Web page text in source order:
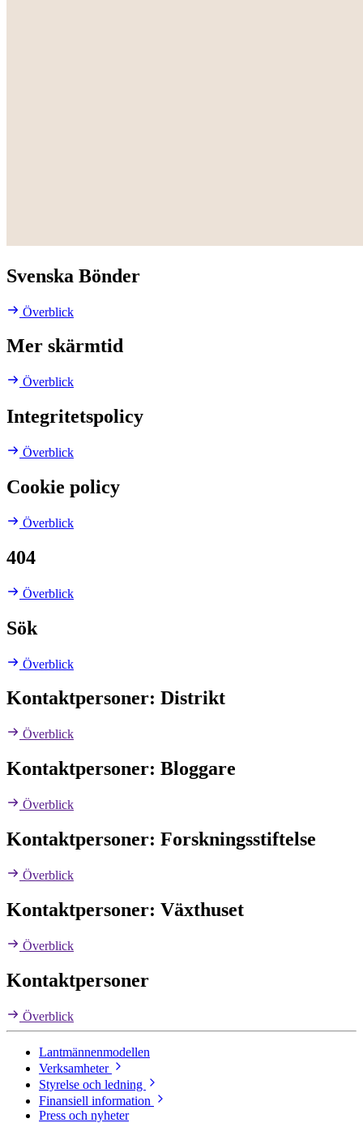
Svenska Bönder
Överblick
Mer skärmtid
Överblick
Integritetspolicy
Överblick
Cookie policy
Överblick
404
Överblick
Sök
Överblick
Kontaktpersoner: Distrikt
Överblick
Kontaktpersoner: Bloggare
Överblick
Kontaktpersoner: Forskningsstiftelse
Överblick
Kontaktpersoner: Växthuset
Överblick
Kontaktpersoner
Överblick
Lantmännenmodellen
Verksamheter
Styrelse och ledning
Finansiell information
Press och nyheter